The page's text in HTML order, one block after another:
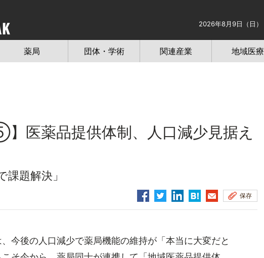
2026年8月9日（日）
薬局 団体・学術 関連産業 地域医療
医薬品提供体制、人口減少見据え
題解決」
保存
今後の人口減少で薬局機能の維持が「本当に大変だと